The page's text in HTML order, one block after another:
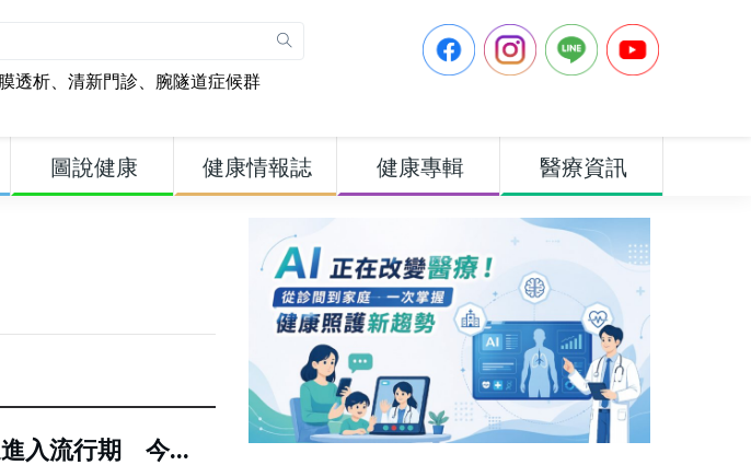
透析、 清新門診、 腕隧道症候群
圖說健康 健康情報誌 健康專輯 醫療資訊
進入流行期 今...